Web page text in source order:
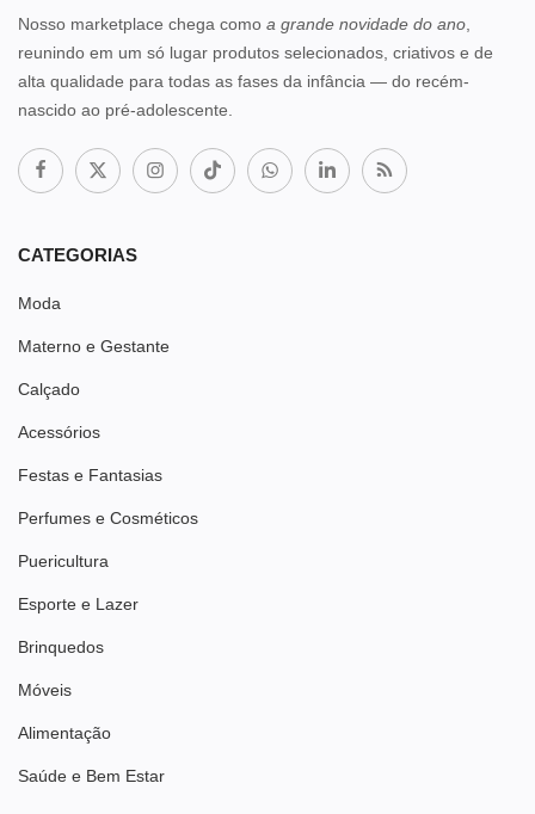
Nosso marketplace chega como a grande novidade do ano
reunindo em um só lugar produtos selecionados, criativos e de
alta qualidade para todas as fases da infância — do recém-
nascido ao pré-adolescente.
CATEGORIAS
Moda
Materno e Gestante
Calçado
Acessórios
Festas e Fantasias
Perfumes e Cosméticos
Puericultura
Esporte e Lazer
Brinquedos
Móveis
Alimentação
Saúde e Bem Estar